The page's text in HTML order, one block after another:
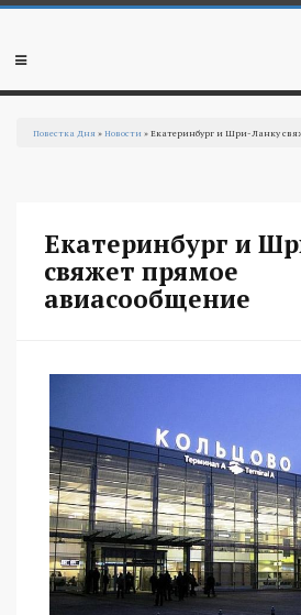
Перейти к основному содержанию
Мобильное
Повестка Дня »Новости » Екатеринбург и Шри-Ланку
Екатеринбург и
свяжет прямое
авиасообщение